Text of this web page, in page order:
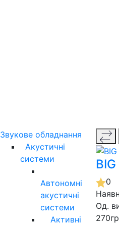
Звукове обладнання
Акустичні
системи
Автономні
акустичні
системи
Активні
0
Од.